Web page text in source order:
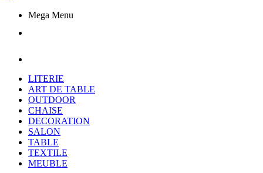
Mega Menu
LITERIE
ART DE TABLE
OUTDOOR
CHAISE
DECORATION
SALON
TABLE
TEXTILE
MEUBLE